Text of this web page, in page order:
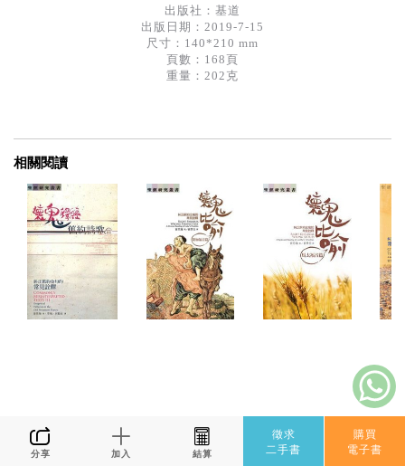
出版社： 基道
出版日期：2019-7-15
尺寸：140*210 mm
頁數：168頁
重量：202克
相關閱讀
分享 加入 結算
徵求
二手書
購買
電子書